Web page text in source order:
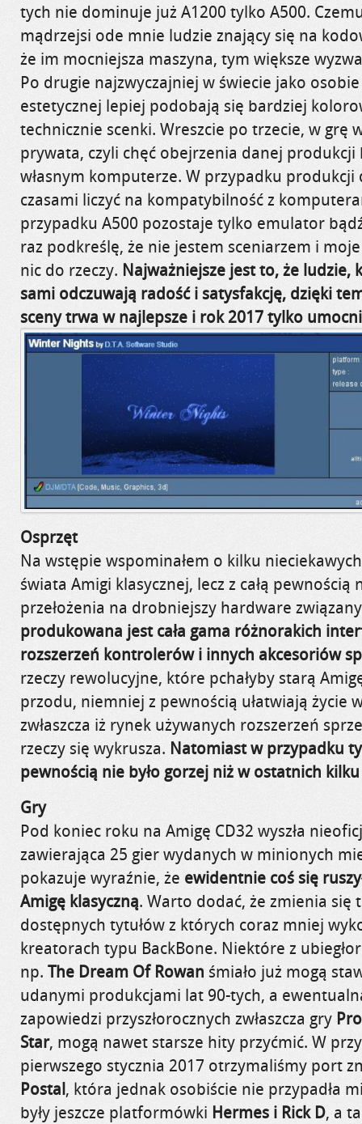
tych nie dominuje już A1200 tylko A500.
mądrzejsi ode mnie ludzie znający się na
że im mocniejsza maszyna, tym większe
Po drugie najzwyczajniej w świecie jako
estetycznej lepiej podobają się bardziej
technicznie scenki. Wreszcie po trzecie, w grę
prywata, czyli chęć obejrzenia danej
własnym komputerze. W przypadku produkcji
czasami liczyć na kompatybilność z
przypadku A500 pozostaje tylko emulator
raz podkreślę, że nie jestem sceniarzem i
nic do rzeczy. Najważniejsze jest to, że ludzie,
sami odczuwają radość i satysfakcję, dzięki
sceny trwa w najlepsze i rok 2017 tylko
Osprzęt
Na wstępie wspominałem o kilku
świata Amigi klasycznej, lecz z całą pewnością
przełożenia na drobniejszy hardware
produkowana jest cała gama różnorakich
rozszerzeń kontrolerów i innych akcesoriów
rzeczy rewolucyjne, które pchałyby starą
przodu, niemniej z pewnością ułatwiają życie
zwłaszcza iż rynek używanych rozszerzeń
rzeczy się wykrusza. Natomiast w przypadku
pewnością nie było gorzej niż w ostatnich
Gry
Pod koniec roku na Amigę CD32 wyszła
zawierająca 25 gier wydanych w minionych
pokazuje wyraźnie, że ewidentnie coś się
Amigę klasyczną. Warto dodać, że zmienia się
dostępnych tytułów z których coraz mniej
kreatorach typu BackBone. Niektóre z
np. The Dream Of Rowan śmiało już mogą
udanymi produkcjami lat 90-tych, a
zapowiedzi przyszłorocznych zwłaszcza gry
Star, mogą nawet starsze hity przyćmić. W
pierwszego stycznia 2017 otrzymaliśmy port
Postal, która jednak osobiście nie przypadła
były jeszcze platformówki Hermes i Rick D, a